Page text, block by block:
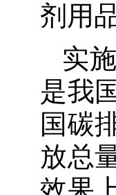
剂用
实
是我
国碳
放总